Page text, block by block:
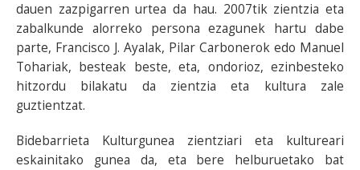
dauen zazpigarren urtea da hau. 2007tik zientzia eta
zabalkunde alorreko persona ezagunek hartu dabe
parte, Francisco J. Ayalak, Pilar Carbonerok edo Manuel
Tohariak, besteak beste, eta, ondorioz, ezinbesteko
hitzordu bilakatu da zientzia eta kultura zale
guztientzat.
Bidebarrieta Kulturgunea zientziari eta kultureari
eskainitako gunea da, eta bere helburuetako bat